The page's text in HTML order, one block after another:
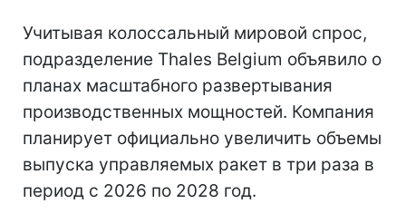
Учитывая колоссальный мировой спрос,
подразделение Thales Belgium объявило о
планах масштабного развертывания
производственных мощностей. Компания
планирует официально увеличить объемы
выпуска управляемых ракет в три раза в
период с 2026 по 2028 год.